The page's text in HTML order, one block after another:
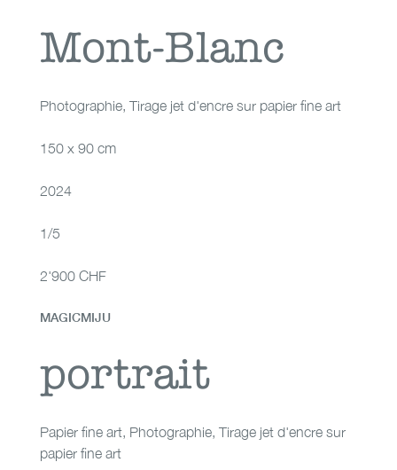
Mont-Blanc
Mont-Blanc
Photographie, Tirage jet d'encre sur papier fine art
150 x 90 cm
2024
1/5
2'900 CHF
portrait
MAGICMIJU
portrait
Papier fine art, Photographie, Tirage jet d'encre sur
papier fine art